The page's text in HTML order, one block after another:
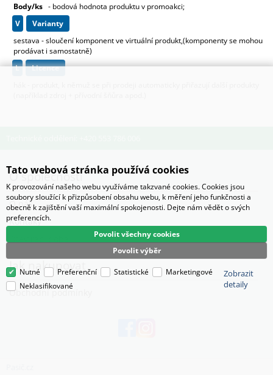
Body/ks - bodová hodnota produktu v promoakci;
v
varianty
sestava - sloučení komponent ve virtuální produkt,(komponenty se mohou
prodávat i samostatně)
L
licence
O společnosti
O nás
Kontaky
Jak nakupovat
Obchodní podmínky
Tato webová stránka používá cookies
K provozování našeho webu využíváme takzvané cookies. Cookies jsou
soubory sloužící k přizpůsobení obsahu webu, k měření jeho funkčnosti a
obecně k zajištění vaší maximální spokojenosti. Dejte nám vědět o svých
preferencích.
Povolit výběr
Povolit všechny cookies
Nutné Preferenční Statistické
Marketingové
Neklasifikované
Zobrazit
detaily